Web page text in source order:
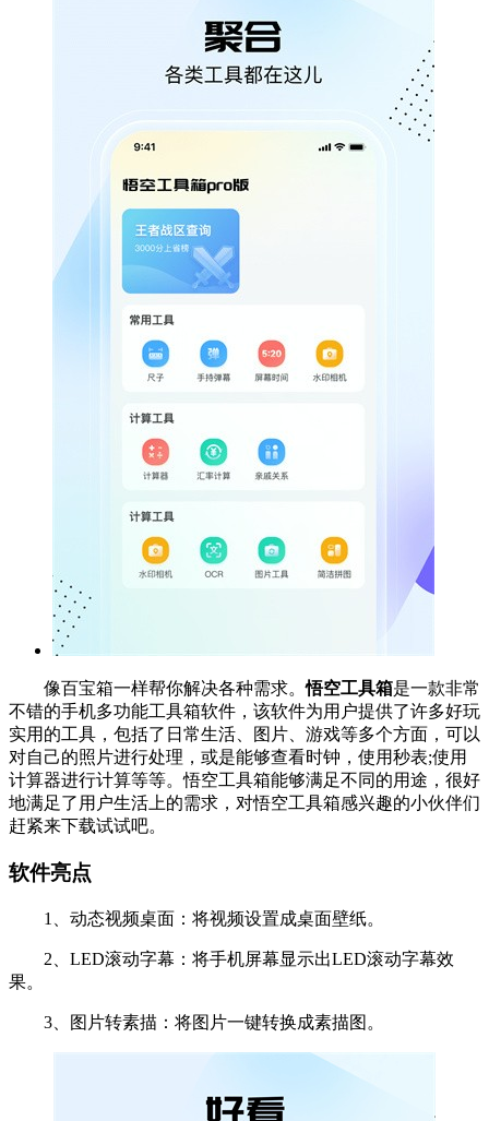
像百宝箱一样帮你解决各种需求。悟空工具箱是一款非常
不错的手机多功能工具箱软件，该软件为用户提供了许多好玩
实用的工具，包括了日常生活、图片、游戏等多个方面，可以
对自己的照片进行处理，或是能够查看时钟，使用秒表;使用
计算器进行计算等等。悟空工具箱能够满足不同的用途，很好
地满足了用户生活上的需求，对悟空工具箱感兴趣的小伙伴们
赶紧来下载试试吧。
软件亮点
1、动态视频桌面：将视频设置成桌面壁纸。
2、LED滚动字幕：将手机屏幕显示出LED滚动字幕效
果。
3、图片转素描：将图片一键转换成素描图。